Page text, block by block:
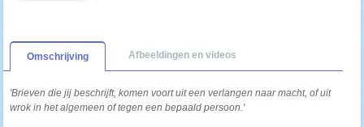
Omschrijving Afbeeldingen en videos
'Brieven die jij beschrijft, komen voort uit een verlangen naar macht, of uit
wrok in het algemeen of tegen een bepaald persoon.'